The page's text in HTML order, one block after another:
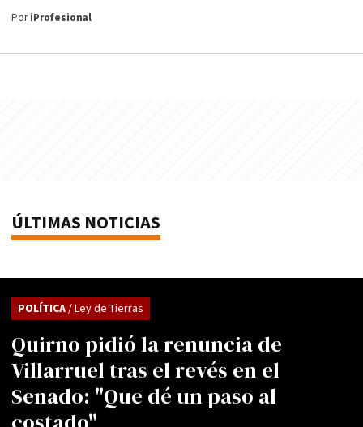
PoriProfesional
ÚLTIMAS NOTICIAS
Quirno pidió la renuncia de
Villarruel tras el revés en el
Senado: "Que dé un paso al
POLÍTICA/ Ley de Tierras